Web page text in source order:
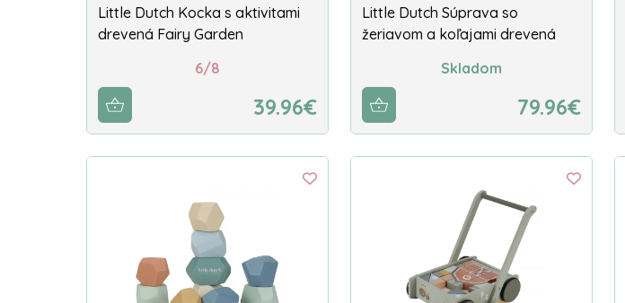
Little Dutch Kocka s aktivitami
drevená Fairy Garden
6/8
39.96€
Little Dutch Súprava so
žeriavom a koľajami drevená
Skladom
79.96€